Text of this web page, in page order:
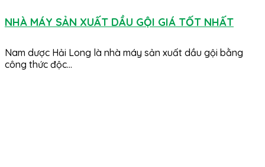
NHÀ MÁY SẢN XUẤT DẦU GỘI GIÁ TỐT NHẤT
Nam dược Hải Long là nhà máy sản xuất dầu gội bằng
công thức độc...